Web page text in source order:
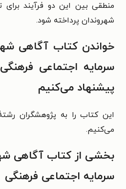
منطقی بین این دو فرآیند
شهروندان پرداخته شود.
خواندن کتاب آگاهی
سرمایه اجتماعی
پیشنهاد می‌کنیم
این کتاب را به پژوهشگران
می‌کنیم.
بخشی از کتاب آگاهی
سرمایه اجتماعی فرهنگی